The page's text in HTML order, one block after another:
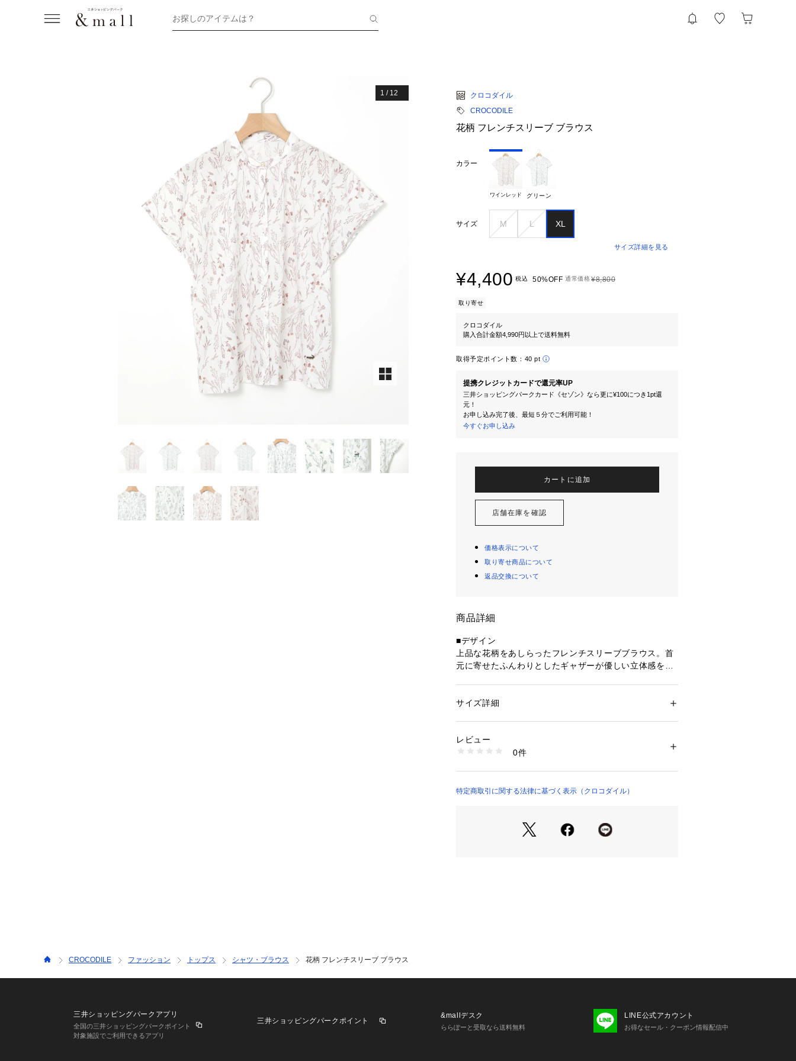
お探しのアイテムは？
1 / 12
クロコダイル
CROCODILE
花柄 フレンチスリーブ ブラウス
カラー
ワインレッド グリーン
サイズ M L XL
サイズ詳細を見る
¥4,400 税込 50%OFF 通常価格¥8,800
取り寄せ
クロコダイル
購入合計金額4,990円以上で送料無料
取得予定ポイント数： 40 pt
提携クレジットカードで還元率UP
三井ショッピングパークカード《セゾン》なら更に¥100につき1pt還
元！
お申し込み完了後、最短５分でご利用可能！
今すぐお申し込み
カートに追加
店舗在庫を確認
価格表示について
取り寄せ商品について
返品交換について
商品詳細
■デザイン
上品な花柄をあしらったフレンチスリーブブラウス。首
元に寄せたふんわりとしたギャザーが優しい立体感を演
を明るく見せてくれるデザインです。
コットン100%の天然素材を使用。やわらかな肌触りと
心地よい着用感が特徴です。
実際の商品と仕様・加工が若干異なる場合がございま
性別：レディース
商品番号：
030163108 （ショップ）
サイズ詳細
レビュー
0件
特定商取引に関する法律に基づく表示（クロコダイル）
CROCODILE ファッション トップス シャツ・ブラウス 花柄 フレンチスリーブ ブラウス
三井ショッピングパークアプリ
全国の三井ショッピングパークポイント
対象施設でご利用できるアプリ
三井ショッピングパークポイント
&mallデスク
ららぽーと受取なら送料無料
LINE公式アカウント
お得なセール・クーポン情報配信中